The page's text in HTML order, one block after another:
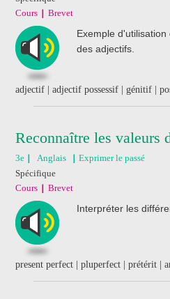
Cours
Brevet
Exemple
des adjectifs.
adjectif | adjectif possessif | génitif |
Reconnaître les valeurs
3e Anglais
Exprimer le passé
Spécifique
Cours
Brevet
Interpréter les
present perfect | pluperfect | prétérit |